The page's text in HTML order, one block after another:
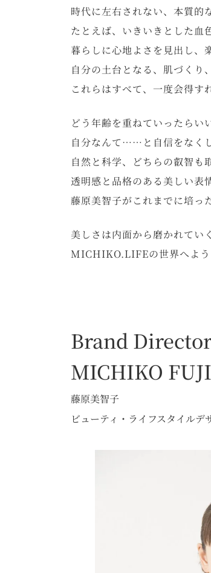
時代に左右されない、本質的
たとえば、いきいきとした血
暮らしに心地よさを見出し、
自分の土台となる、肌づくり
これらはすべて、一度会得す
どう年齢を重ねていったらい
自分なんて……と自信をなく
自然と科学、どちらの叡智も
透明感と品格のある美しい表
藤原美智子がこれまでに培っ
美しさは内面から磨かれてい
MICHIKO.LIFEの世界へよう
Brand
MICHIKO
藤原美智子
ビューティ・ライフスタイルデ